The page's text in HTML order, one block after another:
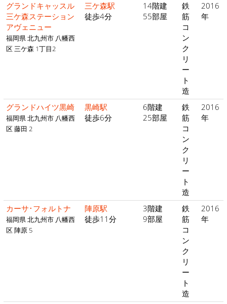
グランドキャッスル
三ケ森ステーション
アヴェニュー
福岡県 北九州市 八幡西
区 三ケ森 1丁目2
三ケ森駅
徒歩4分
14階建
55部屋
鉄
筋
コ
ン
ク
リ
ー
ト
造
2016
年
グランドハイツ黒崎
福岡県 北九州市 八幡西
区 藤田 2
黒崎駅
徒歩6分
6階建
25部屋
鉄
筋
コ
ン
ク
リ
ー
ト
造
2016
年
カーサ･フォルトナ
福岡県 北九州市 八幡西
区 陣原 5
陣原駅
徒歩11分
3階建
9部屋
鉄
筋
コ
ン
ク
リ
ー
ト
造
2016
年